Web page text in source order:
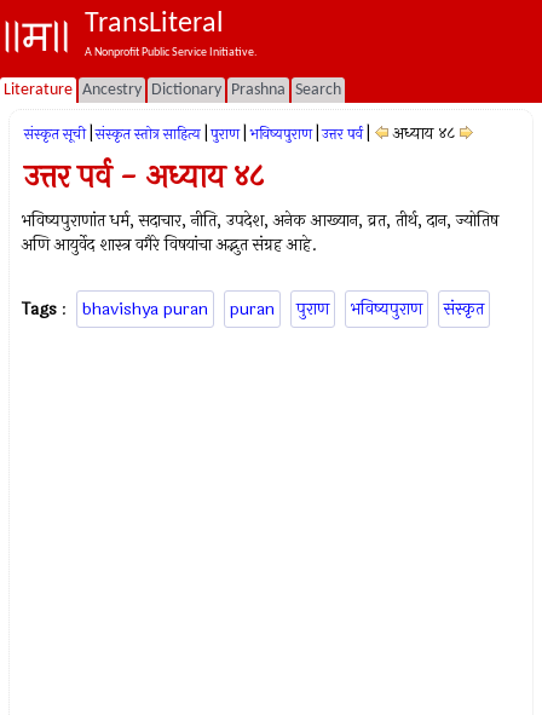
TransLiteral
A Nonprofit Public Service Initiative.
Literature Ancestry Dictionary Prashna Search
संस्कृत सूची संस्कृत स्तोत्र साहित्य पुराण भविष्यपुराण उत्तर पर्व अध्याय ४८
उत्तर पर्व - अध्याय ४८
भविष्यपुराणांत धर्म, सदाचार, नीति, उपदेश, अनेक आख्यान, व्रत, तीर्थ, दान, ज्योतिष
अणि आयुर्वेद शास्त्र वगैरे विषयांचा अद्भुत संग्रह आहे.
Tags : bhavishya puran puran पुराण भविष्यपुराण संस्कृत